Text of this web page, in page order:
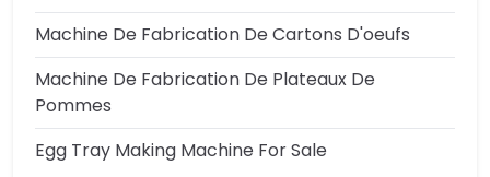
Machine De Fabrication De Cartons D'oeufs
Machine De Fabrication De Plateaux De
Pommes
Egg Tray Making Machine For Sale